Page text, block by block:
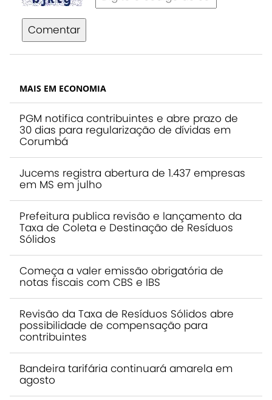
Comentar
MAIS EM ECONOMIA
PGM notifica contribuintes e abre prazo de
30 dias para regularização de dívidas em
Corumbá
Jucems registra abertura de 1.437 empresas
em MS em julho
Prefeitura publica revisão e lançamento da
Taxa de Coleta e Destinação de Resíduos
Sólidos
Começa a valer emissão obrigatória de
notas fiscais com CBS e IBS
Revisão da Taxa de Resíduos Sólidos abre
possibilidade de compensação para
contribuintes
Bandeira tarifária continuará amarela em
agosto